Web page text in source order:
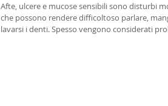
Afte, ulcere e mucose sensibili sono disturbi
che possono rendere difficoltoso parlare,
lavarsi i denti. Spesso vengono considerati